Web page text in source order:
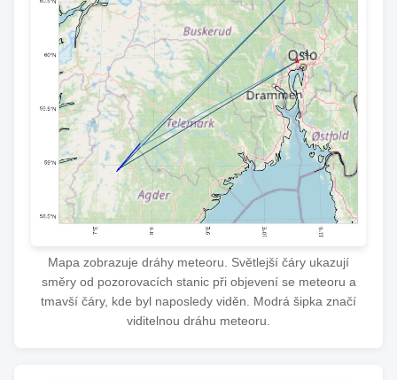
Mapa zobrazuje dráhy meteoru. Světlejší čáry ukazují
směry od pozorovacích stanic při objevení se meteoru a
tmavší čáry, kde byl naposledy viděn. Modrá šipka značí
viditelnou dráhu meteoru.